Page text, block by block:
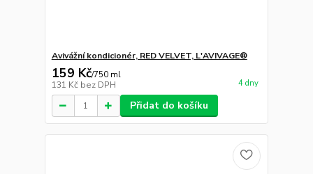
Avivážní kondicionér, RED VELVET, L'AVIVAGE®
159 Kč/750 ml
131 Kč bez DPH 4 dny
Přidat do košíku